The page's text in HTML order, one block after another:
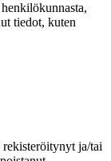
tiedot, kuten
ja/tai